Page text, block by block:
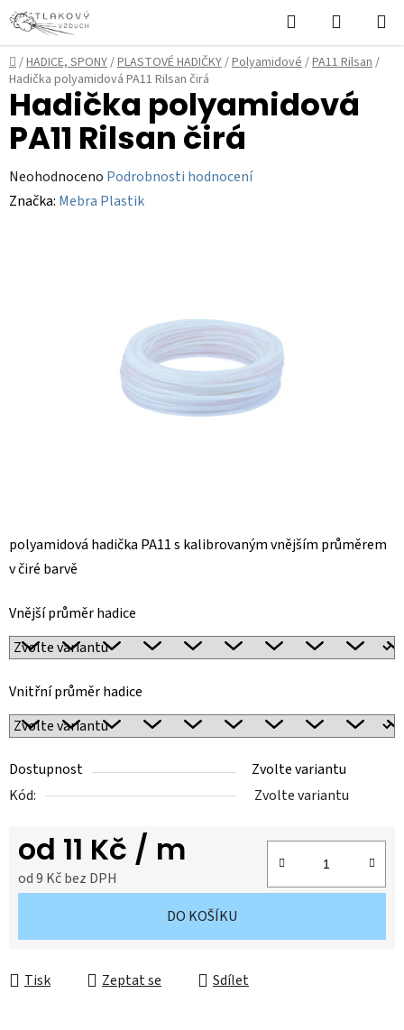
Přejít
na
obsah
Hledat
KOŠÍK
Domů
/HADICE, SPONY/PLASTOVÉ HADIČKY/Polyamidové/PA11 Rilsan/
Hadička polyamidová PA11 Rilsan čirá
polyamidová hadička PA11 s kalibrovaným vnějším průměrem
v čiré barvě
Vnější průměr hadice
Vnitřní průměr hadice
Dostupnost
Zvolte variantu
Kód:
Zvolte variantu
od 11 Kč / m
od9 Kčbez DPH
DO KOŠÍKU
Tisk Zeptat se Sdílet
Hadička polyamidová
PA11 Rilsan čirá
Průměrné
hodnocení
Neohodnoceno Podrobnosti hodnocení
Značka: Mebra Plastik